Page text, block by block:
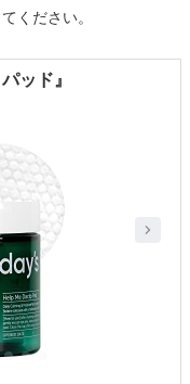
ください。
ッド』